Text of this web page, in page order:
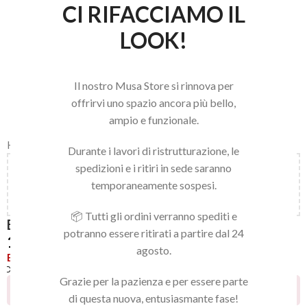
CI RIFACCIAMO IL
LOOK!
Il nostro Musa Store si rinnova per
offrirvi uno spazio ancora più bello,
ampio e funzionale.
Durante i lavori di ristrutturazione, le
spedizioni e i ritiri in sede saranno
temporaneamente sospesi.
📦 Tutti gli ordini verranno spediti e
potranno essere ritirati a partire dal 24
agosto.
Grazie per la pazienza e per essere parte
di questa nuova, entusiasmante fase!
Home LINEA BEAUTY / CORPO
150,00€al carrello e ottieni la spedizione
BODY SCRUB
19,90
Esaurito
Persone che guardano questo prodotto ora!